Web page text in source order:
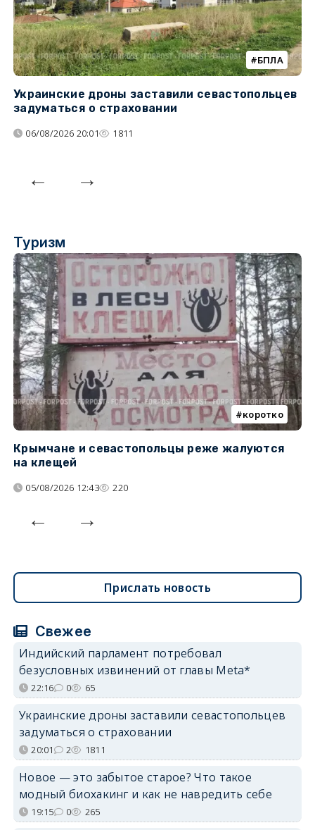
БПЛА
Украинские дроны заставили севастопольцев
задуматься о страховании
06/08/2026 20:01 1811
Туризм
коротко
Крымчане и севастопольцы реже жалуются
на клещей
05/08/2026 12:43 220
Прислать новость
Свежее
Индийский парламент потребовал
безусловных извинений от главы Meta*
22:16 0 65
Украинские дроны заставили севастопольцев
задуматься о страховании
20:01 2 1811
Новое — это забытое старое? Что такое
модный биохакинг и как не навредить себе
19:15 0 265